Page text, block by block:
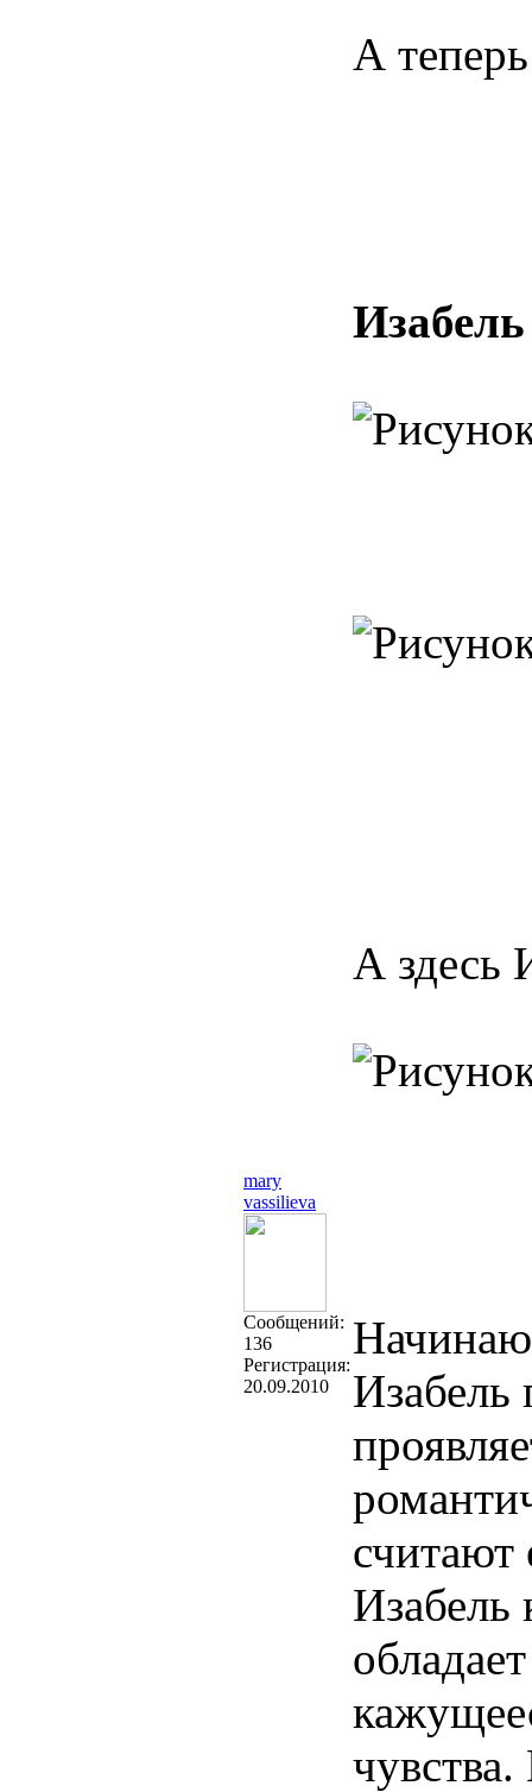
mary
vassilieva
Cообщений:
136
Регистрация:
20.09.2010
А
А здесь
Изабель
считают
Изабель